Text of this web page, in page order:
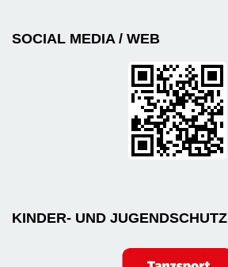
SOCIAL MEDIA / WEB
KINDER- UND JUGENDSCHUTZ